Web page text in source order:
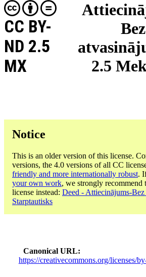
Bez
2.5
CC BY-
ND 2.5
MX
Notice
This is an older version of this license.
versions, the 4.0 versions of all CC
friendly and more internationally robust.
your own work, we strongly recommend
license instead: Deed - Attiecinājums-
Starptautisks
Canonical URL
https://creativecommons.org/licenses/